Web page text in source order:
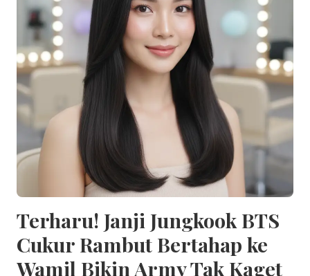
Terharu! Janji Jungkook BTS
Cukur Rambut Bertahap ke
Wamil Bikin Army Tak Kaget